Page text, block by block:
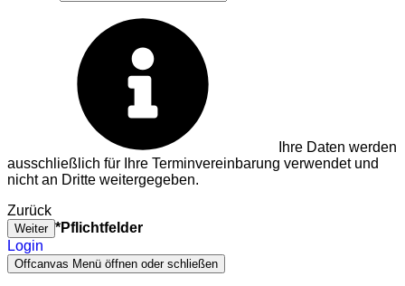
Ihre Daten werden
ausschließlich für Ihre Terminvereinbarung verwendet und
nicht an Dritte weitergegeben.
Zurück
Weiter *Pflichtfelder
Login
Offcanvas Menü öffnen oder schließen